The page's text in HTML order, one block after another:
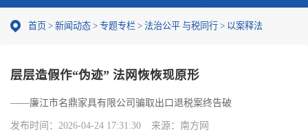
首页 > 新闻动态 > 专题专栏 > 法治公平 与税同行 > 以案释法
层层造假作“伪迹” 法网恢恢现原形
——廉江市名鼎家具有限公司骗取出口退税案终告破
发布时间： 2026-04-24 17:31:30 来源： 南方网